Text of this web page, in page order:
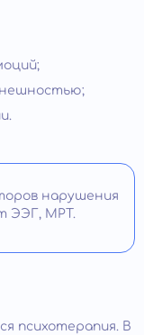
нарушения
ЭЭГ, МРТ.
психотерапия. В